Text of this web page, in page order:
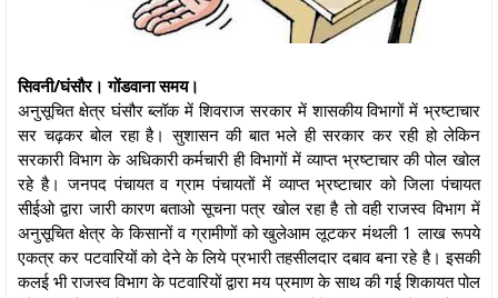
सिवनी/घंसौर। गोंडवाना समय।
अनुसूचित क्षेत्र घंसौर ब्लॉक में शिवराज सरकार में शासकीय विभागों में भ्रष्टाचार
सर चढ़कर बोल रहा है। सुशासन की बात भले ही सरकार कर रही हो लेकिन
सरकारी विभाग के अधिकारी कर्मचारी ही विभागों में व्याप्त भ्रष्टाचार की पोल खोल
रहे है। जनपद पंचायत व ग्राम पंचायतों में व्याप्त भ्रष्टाचार को जिला पंचायत
सीईओ द्वारा जारी कारण बताओ सूचना पत्र खोल रहा है तो वही राजस्व विभाग में
अनुसूचित क्षेत्र के किसानों व ग्रामीणों को खुलेआम लूटकर मंथली 1 लाख रूपये
एकत्र कर पटवारियों को देने के लिये प्रभारी तहसीलदार दबाव बना रहे है। इसकी
कलई भी राजस्व विभाग के पटवारियों द्वारा मय प्रमाण के साथ की गई शिकायत पोल